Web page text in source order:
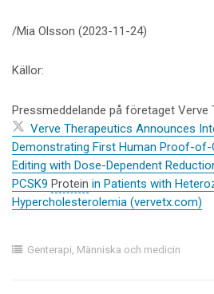
/Mia Olsson (2023-11-24)
Källor:
Pressmeddelande på företaget Verve
Verve Therapeutics Announces
Demonstrating First Human Proof-
Editing with Dose-Dependent
PCSK9 Protein in Patients with
Hypercholesterolemia (vervetx.com)
Genterapi Människa och medicin